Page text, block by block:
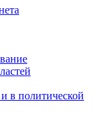
в политической